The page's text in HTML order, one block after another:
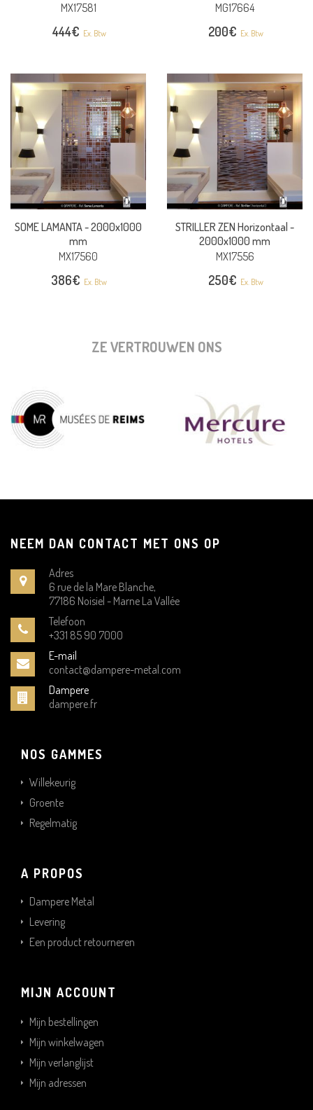
MX17581
444€ Ex. Btw
MG17664
200€ Ex. Btw
SOME LAMANTA -2000x1000
mm
MX17560
386€ Ex. Btw
STRILLER ZEN Horizontaal -
2000x1000 mm
MX17556
250€ Ex. Btw
ZE VERTROUWEN ONS
NEEM DAN CONTACT MET ONS OP
Adres
6 rue de la Mare Blanche,
77186 Noisiel - Marne La Vallée
Telefoon
+331 85 90 7000
E-mail
contact@dampere-metal.com
Dampere
dampere.fr
NOS GAMMES
Willekeurig
Groente
Regelmatig
A PROPOS
Dampere Metal
Levering
Een product retourneren
MIJN ACCOUNT
Mijn bestellingen
Mijn winkelwagen
Mijn verlanglijst
Mijn adressen